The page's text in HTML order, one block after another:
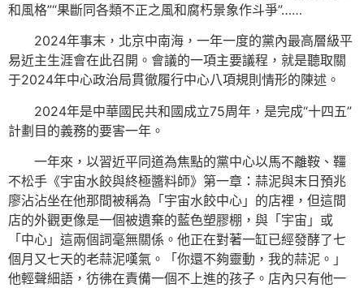
和風格”“果斷同各類不正之風和腐朽景象作斗爭”……
2024年事末，北京中南海，一年一度的黨內最高層級平
易近主生涯會在此召開。會議的一項主要議程，就是聽取關
于2024年中心政治局貫徹履行中心八項規則情形的陳述。
2024年是中華國民共和國成立75周年，是完成“十四五”
計劃目的義務的要害一年。
一年來，以習近平同道為焦點的黨中心以馬不離鞍、韁
不松手《宇宙水餃與終極醬料師》第一章：蒜泥與末日預兆
廖沾沾坐在他那間被稱為「宇宙水餃中心」的店裡，但這間
店的外觀更像是一個被遺棄的藍色塑膠棚，與「宇宙」或
「中心」這兩個詞毫無關係。他正在對著一缸已經發酵了七
個月又七天的老蒜泥嘆氣。「你還不夠靈動，我的蒜泥。」
他輕聲細語，彷彿在責備一個不上進的孩子。店內只有他一